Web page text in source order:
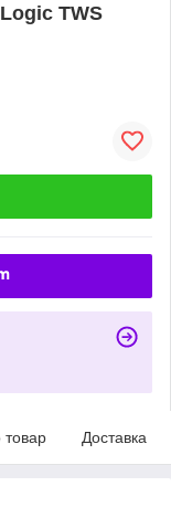
TWS
товар Доставка